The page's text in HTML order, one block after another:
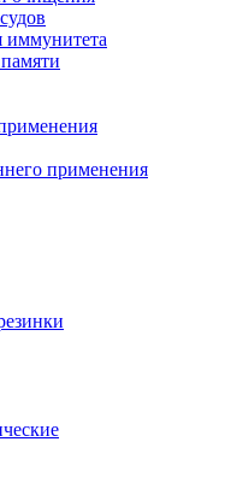
иммунитета
применения